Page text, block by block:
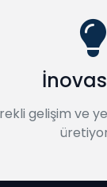
gelişim ve